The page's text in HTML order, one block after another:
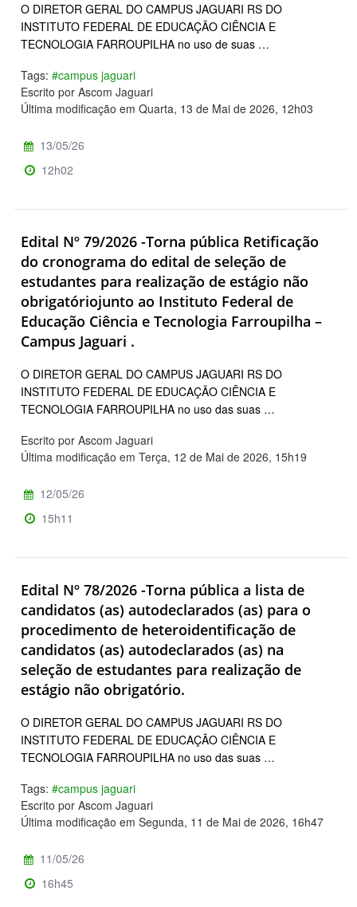
O DIRETOR GERAL DO CAMPUS JAGUARI RS DO
INSTITUTO FEDERAL DE EDUCAÇÃO CIÊNCIA E
TECNOLOGIA FARROUPILHA no uso de suas …
Tags: #campus jaguari
Escrito por Ascom Jaguari
Última modificação em Quarta, 13 de Mai de 2026, 12h03
13/05/26
12h02
Edital Nº 79/2026 -Torna pública Retificação
do cronograma do edital de seleção de
estudantes para realização de estágio não
obrigatóriojunto ao Instituto Federal de
Educação Ciência e Tecnologia Farroupilha –
Campus Jaguari .
O DIRETOR GERAL DO CAMPUS JAGUARI RS DO
INSTITUTO FEDERAL DE EDUCAÇÃO CIÊNCIA E
TECNOLOGIA FARROUPILHA no uso das suas …
Escrito por Ascom Jaguari
Última modificação em Terça, 12 de Mai de 2026, 15h19
12/05/26
15h11
Edital Nº 78/2026 -Torna pública a lista de
candidatos (as) autodeclarados (as) para o
procedimento de heteroidentificação de
candidatos (as) autodeclarados (as) na
seleção de estudantes para realização de
estágio não obrigatório.
O DIRETOR GERAL DO CAMPUS JAGUARI RS DO
INSTITUTO FEDERAL DE EDUCAÇÃO CIÊNCIA E
TECNOLOGIA FARROUPILHA no uso das suas …
Tags: #campus jaguari
Escrito por Ascom Jaguari
Última modificação em Segunda, 11 de Mai de 2026, 16h47
11/05/26
16h45